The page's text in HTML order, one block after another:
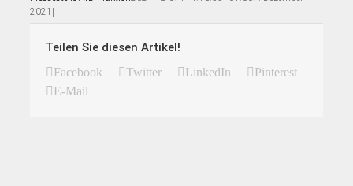
2021 |
Teilen Sie diesen Artikel!
Facebook Twitter LinkedIn
Pinterest
E-Mail